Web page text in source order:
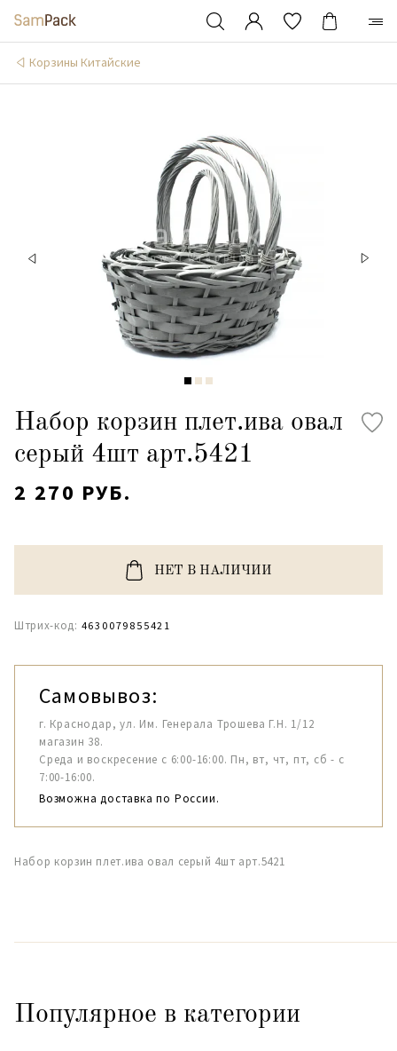
Корзины Китайские
Набор корзин плет.ива овал
серый 4шт арт.5421
2 270 РУБ.
НЕТ В НАЛИЧИИ
Штрих-код: 4630079855421
Самовывоз:
г. Краснодар, ул. Им. Генерала Трошева Г.Н. 1/12
магазин 38.
Среда и воскресение с 6:00-16:00. Пн, вт, чт, пт, сб - с
7:00-16:00.
Возможна доставка по России.
Набор корзин плет.ива овал серый 4шт арт.5421
Популярное в категории